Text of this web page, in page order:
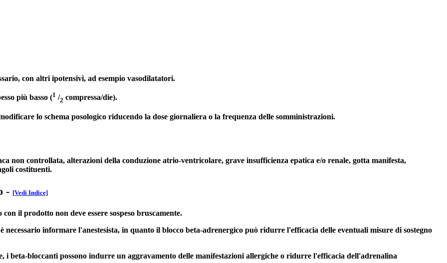
con altri ipotensivi, ad esempio vasodilatatori.
più basso (1 /2 compressa/die).
lo schema posologico riducendo la dose giornaliera o la frequenza delle somministrazioni.
non controllata, alterazioni della conduzione atrio-ventricolare, grave insufficienza epatica e/o renale, gotta manifesta,
costituenti.
- [Vedi Indice]
il prodotto non deve essere sospeso bruscamente.
necessario informare l'anestesista, in quanto il blocco beta-adrenergico può ridurre l'efficacia delle eventuali misure di sostegno
i beta-bloccanti possono indurre un aggravamento delle manifestazioni allergiche o ridurre l'efficacia dell'adrenalina